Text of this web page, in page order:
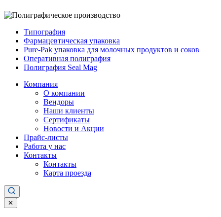
Типография
Фармацевтическая упаковка
Pure-Pak упаковка для молочных продуктов и соков
Оперативная полиграфия
Полиграфия Seal Mag
Компания
О компании
Вендоры
Наши клиенты
Сертификаты
Новости и Акции
Прайс-листы
Работа у нас
Контакты
Контакты
Карта проезда
✕